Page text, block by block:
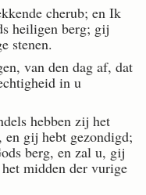
cherub; en Ik
heiligen berg; gij
stenen.
van den dag af, dat
in u
hebben zij het
gij hebt gezondigd;
berg, en zal u, gij
midden der vurige